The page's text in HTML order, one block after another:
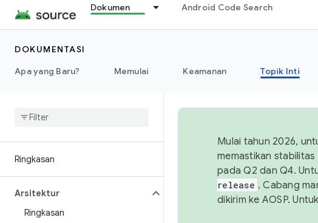
Dokumen Android Code Search
DOKUMENTASI
Apa yang Baru?
Memulai Keamanan Topik Inti
Ringkasan
Arsitektur
Ringkasan
Mulai tahun 2026,
memastikan
pada Q2 dan Q4.
release . Cabang
dikirim ke AOSP.